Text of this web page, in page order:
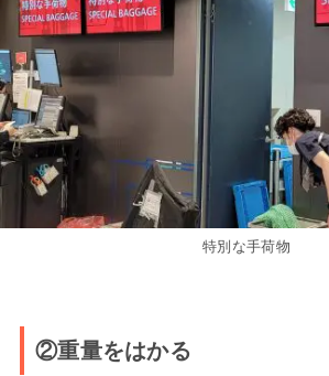
特別な手荷物
②重量をはかる